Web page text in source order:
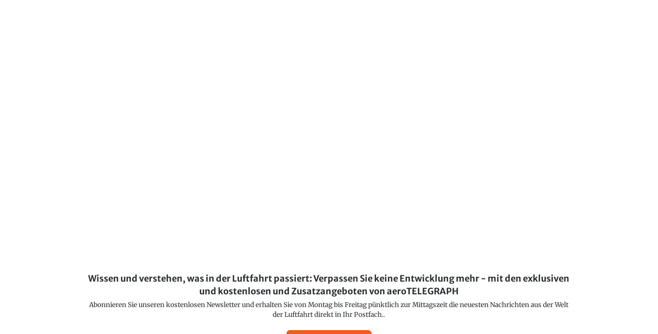
Wissen und verstehen, was in der Luftfahrt passiert: Verpassen Sie keine Entwicklung mehr - mit den exklusiven
und kostenlosen und Zusatzangeboten von aeroTELEGRAPH
Abonnieren Sie unseren kostenlosen Newsletter und erhalten Sie von Montag bis Freitag pünktlich zur Mittagszeit die neuesten Nachrichten aus der Welt
der Luftfahrt direkt in Ihr Postfach..